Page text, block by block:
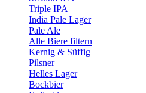
Triple IPA
India Pale Lager
Pale Ale
Alle Biere filtern
Kernig & Süffig
Pilsner
Helles Lager
Bockbier